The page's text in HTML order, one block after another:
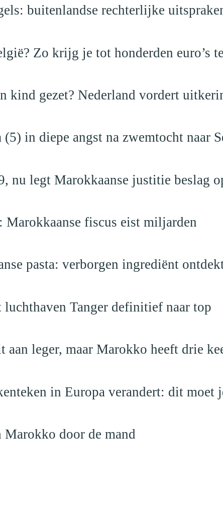
buitenlandse rechterlijke
Zo krijg je tot honderden euro’s
kind gezet? Nederland vordert
in diepe angst na zwemtocht naar
nu legt Marokkaanse justitie beslag
fiscus eist miljarden
pasta: verborgen ingrediënt
luchthaven Tanger definitief naar top
aan leger, maar Marokko heeft drie
in Europa verandert: dit moet
door de mand